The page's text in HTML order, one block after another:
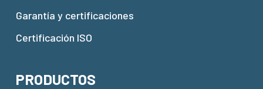
Garantía y certificaciones
Certificación ISO
PRODUCTOS